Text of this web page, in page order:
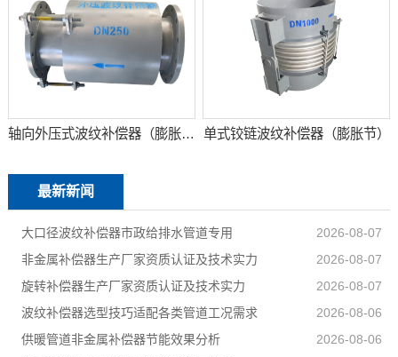
轴向外压式波纹补偿器（膨胀节） 单式铰链波纹补偿器（膨胀节）
最新新闻
大口径波纹补偿器市政给排水管道专用
2026-08-07
非金属补偿器生产厂家资质认证及技术实力
2026-08-07
旋转补偿器生产厂家资质认证及技术实力
2026-08-07
波纹补偿器选型技巧适配各类管道工况需求
2026-08-06
供暖管道非金属补偿器节能效果分析
2026-08-06